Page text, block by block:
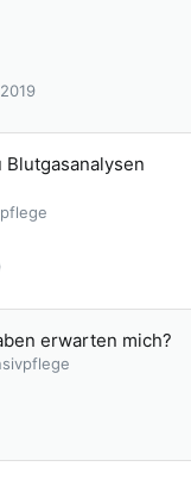
erwarten mich?